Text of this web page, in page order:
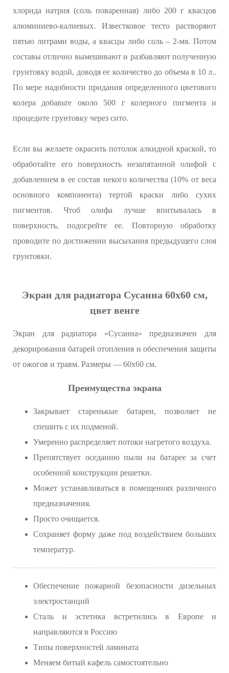
хлорида натрия (соль поваренная) либо 200 г квасцов
алюминиево-калиевых. Известковое тесто растворяют
пятью литрами воды, а квасцы либо соль – 2-мя. Потом
составы отлично вымешивают и разбавляют полученную
грунтовку водой, доводя ее количество до объема в 10 л..
По мере надобности придания определенного цветового
колера добавьте около 500 г колерного пигмента и
процедите грунтовку через сито.
Если вы желаете окрасить потолок алкидной краской, то
обработайте его поверхность незапятанной олифой с
добавлением в ее состав некого количества (10% от веса
основного компонента) тертой краски либо сухих
пигментов. Чтоб олифа лучше впитывалась в
поверхность, подогрейте ее. Повторную обработку
проводите по достижении высыхания предыдущего слоя
грунтовки.
Экран для радиатора Сусанна 60х60 см,
цвет венге
Экран для радиатора «Сусанна» предназначен для
декорирования батарей отопления и обеспечения защиты
от ожогов и травм. Размеры — 60х60 см.
Преимущества экрана
Закрывает старенькые батареи, позволяет не
спешить с их подменой.
Умеренно распределяет потоки нагретого воздуха.
Препятствует оседанию пыли на батарее за счет
особенной конструкции решетки.
Может устанавливаться в помещениях различного
предназначения.
Просто очищается.
Сохраняет форму даже под воздействием больших
температур.
Обеспечение пожарной безопасности дизельных
электростанций
Сталь и эстетика встретились в Европе и
направляются в Россию
Типы поверхностей ламината
Меняем битый кафель самостоятельно